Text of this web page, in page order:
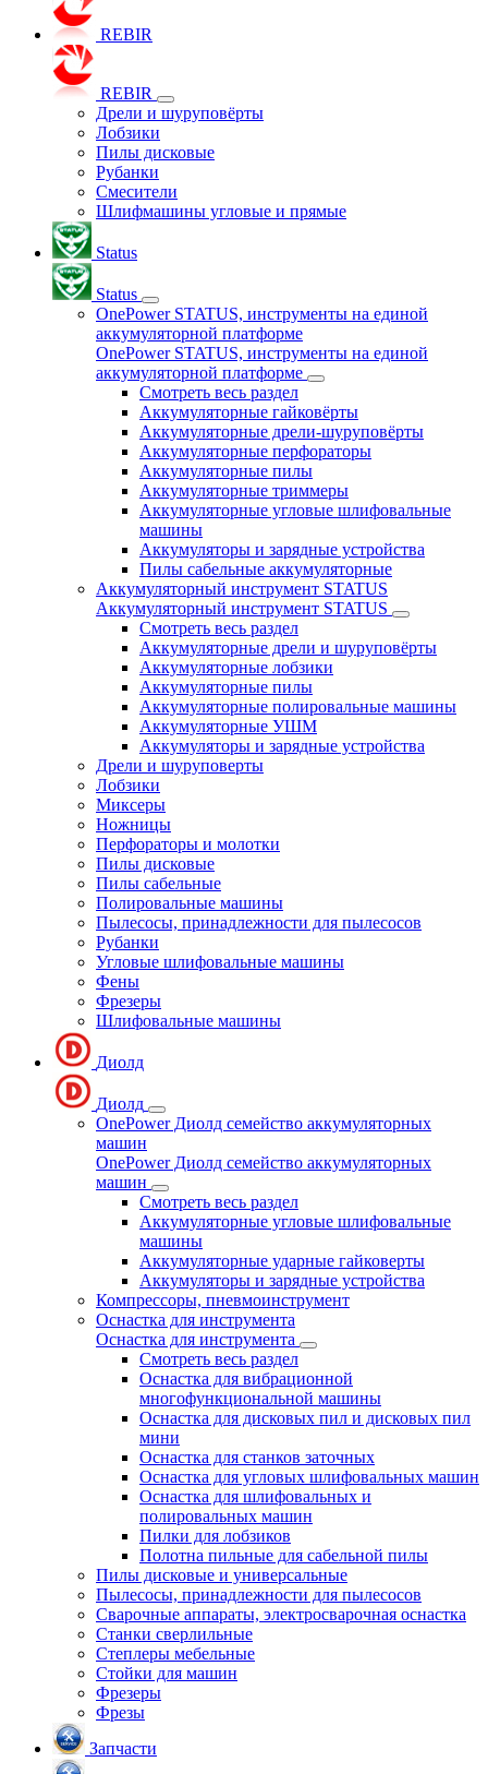
REBIR
REBIR
Дрели и шуруповёрты
Лобзики
Пилы дисковые
Рубанки
Смесители
Шлифмашины угловые и прямые
Status
Status
OnePower STATUS, инструменты на единой
аккумуляторной платформе
OnePower STATUS, инструменты на единой
аккумуляторной платформе
Смотреть весь раздел
Аккумуляторные гайковёрты
Аккумуляторные дрели-шуруповёрты
Аккумуляторные перфораторы
Аккумуляторные пилы
Аккумуляторные триммеры
Аккумуляторные угловые шлифовальные
машины
Аккумуляторы и зарядные устройства
Пилы сабельные аккумуляторные
Аккумуляторный инструмент STATUS
Аккумуляторный инструмент STATUS
Смотреть весь раздел
Аккумуляторные дрели и шуруповёрты
Аккумуляторные лобзики
Аккумуляторные пилы
Аккумуляторные полировальные машины
Аккумуляторные УШМ
Аккумуляторы и зарядные устройства
Дрели и шуруповерты
Лобзики
Миксеры
Ножницы
Перфораторы и молотки
Пилы дисковые
Пилы сабельные
Полировальные машины
Пылесосы, принадлежности для пылесосов
Рубанки
Угловые шлифовальные машины
Фены
Фрезеры
Шлифовальные машины
Диолд
Диолд
OnePower Диолд семейство аккумуляторных
машин
OnePower Диолд семейство аккумуляторных
машин
Смотреть весь раздел
Аккумуляторные угловые шлифовальные
машины
Аккумуляторные ударные гайковерты
Аккумуляторы и зарядные устройства
Компрессоры, пневмоинструмент
Оснастка для инструмента
Оснастка для инструмента
Смотреть весь раздел
Оснастка для вибрационной
многофункциональной машины
Оснастка для дисковых пил и дисковых пил
мини
Оснастка для станков заточных
Оснастка для угловых шлифовальных машин
Оснастка для шлифовальных и
полировальных машин
Пилки для лобзиков
Полотна пильные для сабельной пилы
Пилы дисковые и универсальные
Пылесосы, принадлежности для пылесосов
Сварочные аппараты, электросварочная оснастка
Станки сверлильные
Степлеры мебельные
Стойки для машин
Фрезеры
Фрезы
Запчасти